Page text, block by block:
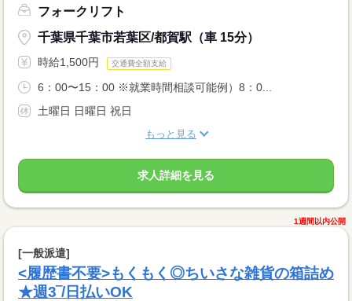
フォークリフト
千葉県千葉市若葉区/都賀駅（車 15分）
時給1,500円 交通費全額支給
6：00〜15：00 ※就業時間相談可能例）8：0...
土曜日 日曜日 祝日
もっと見る
求人詳細を見る
1週間以内公開
[一般派遣]
<履歴書不要>もくもく◎ちいさな雑貨の箱詰め
★週3‾/日払いOK